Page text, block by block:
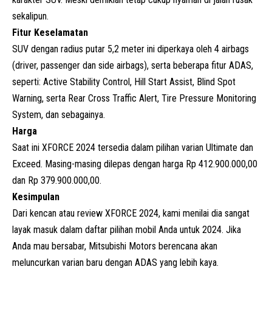
sekalipun.
Fitur Keselamatan
SUV dengan radius putar 5,2 meter ini diperkaya oleh 4 airbags
(driver, passenger dan side airbags), serta beberapa fitur ADAS,
seperti: Active Stability Control, Hill Start Assist, Blind Spot
Warning, serta Rear Cross Traffic Alert, Tire Pressure Monitoring
System, dan sebagainya.
Harga
Saat ini XFORCE 2024 tersedia dalam pilihan varian Ultimate dan
Exceed. Masing-masing dilepas dengan harga Rp 412.900.000,00
dan Rp 379.900.000,00.
Kesimpulan
Dari kencan atau review XFORCE 2024, kami menilai dia sangat
layak masuk dalam daftar pilihan mobil Anda untuk 2024. Jika
Anda mau bersabar, Mitsubishi Motors berencana akan
meluncurkan varian baru dengan ADAS yang lebih kaya.